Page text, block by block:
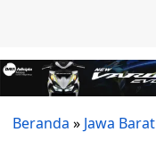
Beranda » Jawa Barat